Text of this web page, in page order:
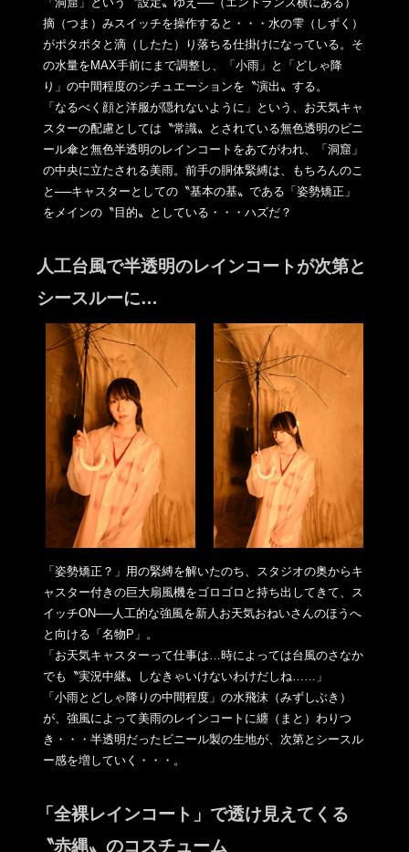
摘（つ ま）みスイッチを操作すると・・・水の雫（しずく）
がポタポタと滴（したた）り落ちる仕掛けになっている。そ
の水量をMAX手前にまで調整し、「小雨」と「どしゃ降
り」の中間程度のシチュエーションを〝演出〟する。
「なるべく顔と洋服が隠れないように」という、お天気キャ
スターの配慮としては〝常識〟とされている無色透明のビニ
ール傘と無色半透明のレインコートをあてがわれ、「洞窟」
の中央に立たされる美雨。前手の胴体緊縛は、もちろんのこ
と──キャスターとしての〝基本の基〟である「姿勢矯正」
をメインの〝目的〟としている・・・ハズだ？
人工台風で半透明のレインコートが次第と
シースルーに…
「姿勢矯正？」用の緊縛を解いたのち、スタジオの奥からキ
ャスタ ー付きの巨大扇風機をゴロゴロと持ち出してきて、ス
イッチON──人工的な強風を新人お天気おねいさんのほうへ
と向ける「名物P」。
「お天気キャスターって仕事は…時によっては台風のさなか
でも〝実況中継〟しなきゃいけないわけだしね……」
「小雨とどしゃ降りの中間程度」の水飛沫（みずしぶき）
が、強風によって美雨のレインコートに纏（まと）わりつ
き・・・半透明だったビニール製の生地が、次第とシースル
ー感を増していく・・・ 。
「全裸レインコート」で透け見えてくる
〝赤縄〟のコスチューム